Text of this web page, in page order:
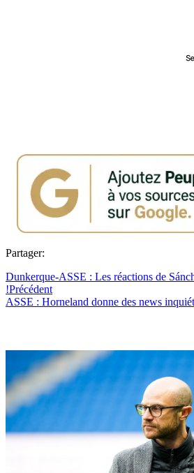
Partager:
Dunkerque-ASSE : Les réactions de
!Précédent
ASSE : Horneland donne des news